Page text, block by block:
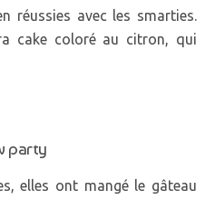
réussies avec les smarties.
cake coloré au citron, qui
party
elles ont mangé le gâteau